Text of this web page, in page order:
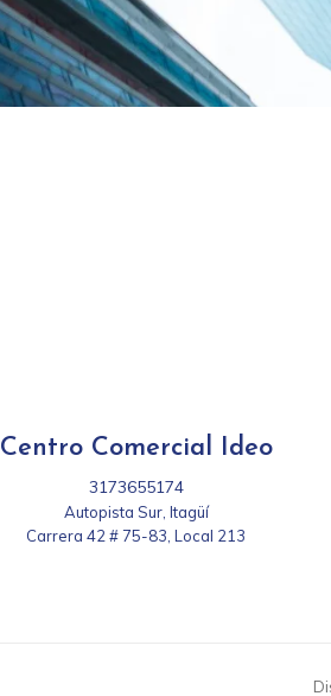
Centro Comercial Ideo
3173655174
Autopista Sur, Itagüí
Carrera 42 # 75-83, Local 213